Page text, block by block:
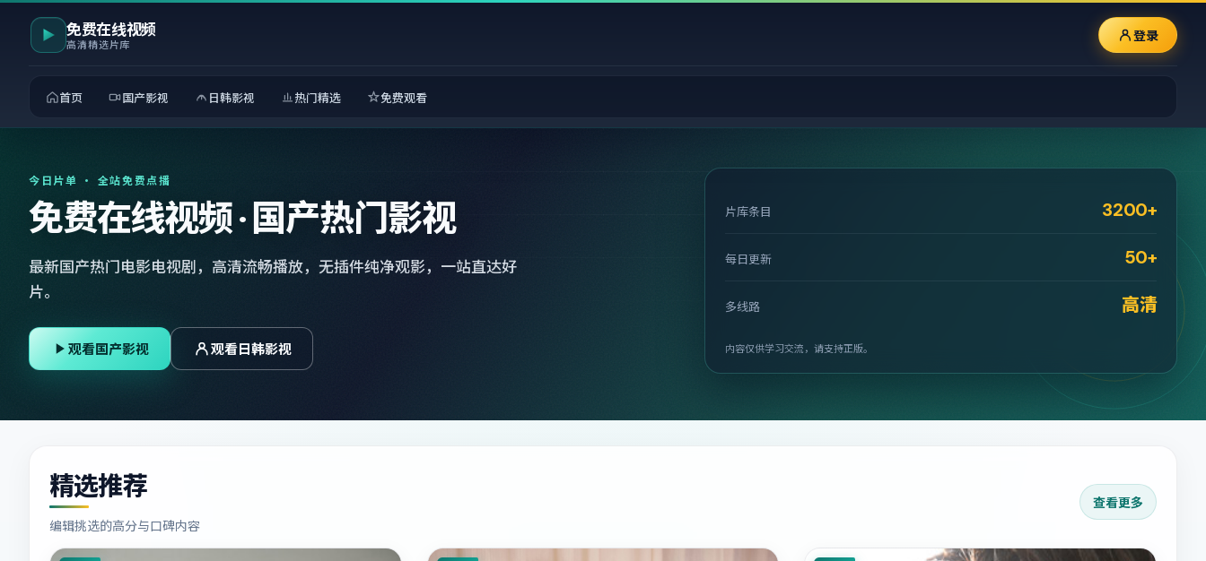
免费在线视频
高清精选片库 登录
首页 国产影视 日韩影视 热门精选 免费观看
今日片单 · 全站免费点播
免费在线视频 · 国产热门影视
最新国产热门电影电视剧，高清流畅播放，无插件纯净观影，一站直达好
片。
观看国产影视 观看日韩影视
片库条目 3200+
每日更新 50+
多线路 高清
内容仅供学习交流，请支持正版。
精选推荐
编辑挑选的高分与口碑内容
查看更多